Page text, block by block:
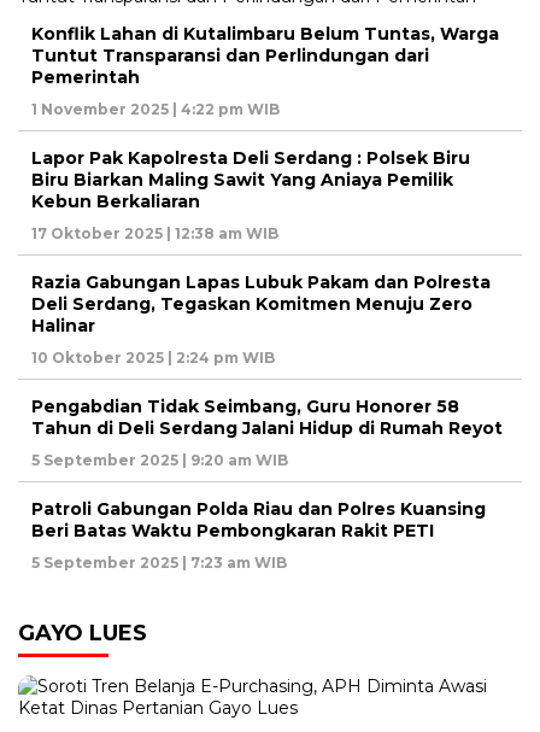
Konflik Lahan di Kutalimbaru Belum Tuntas, Warga
Tuntut Transparansi dan Perlindungan dari
Pemerintah
1 November 2025 | 4:22 pm WIB
Lapor Pak Kapolresta Deli Serdang : Polsek Biru
Biru Biarkan Maling Sawit Yang Aniaya Pemilik
Kebun Berkaliaran
17 Oktober 2025 | 12:38 am WIB
Razia Gabungan Lapas Lubuk Pakam dan Polresta
Deli Serdang, Tegaskan Komitmen Menuju Zero
Halinar
10 Oktober 2025 | 2:24 pm WIB
Pengabdian Tidak Seimbang, Guru Honorer 58
Tahun di Deli Serdang Jalani Hidup di Rumah Reyot
5 September 2025 | 9:20 am WIB
Patroli Gabungan Polda Riau dan Polres Kuansing
Beri Batas Waktu Pembongkaran Rakit PETI
5 September 2025 | 7:23 am WIB
GAYO LUES